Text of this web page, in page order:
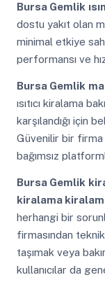
Bursa Gemlik
dostu yakıt olan
minimal etkiye
performansı ve
Bursa Gemlik
ısıtıcı kiralama
karşılandığı için
Güvenilir bir firma
bağımsız
Bursa Gemlik
kiralama
herhangi bir
firmasından
taşımak veya
kullanıcılar da